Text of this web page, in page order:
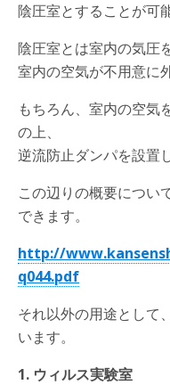
陰圧室とすることが可
陰圧室とは室内の気圧
室内の空気が不用意に
もちろん、室内の空気
の上、
逆流防止ダンパを設置
この辺りの概要につい
できます。
http://
q044.pdf
それ以外の用途として
います。
1. ウィルス実験室